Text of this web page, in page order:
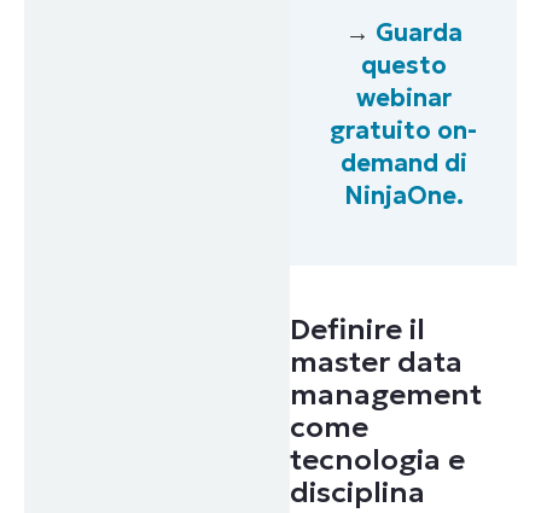
→ Guarda
questo
webinar
gratuito on-
demand di
NinjaOne.
Definire il
master data
management
come
tecnologia e
disciplina